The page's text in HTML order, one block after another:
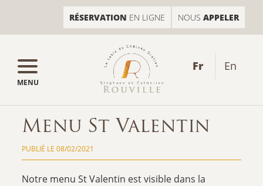
MENU
fr en
NOUS APPELER
RÉSERVATION EN LIGNE
Menu St Valentin
PUBLIÉ LE08/02/2021
Notre menu St Valentin est visible dans la